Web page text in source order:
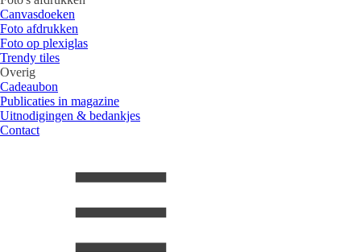
Canvasdoeken
Foto afdrukken
Foto op plexiglas
Trendy tiles
Overig
Cadeaubon
Publicaties in magazine
Uitnodigingen & bedankjes
Contact